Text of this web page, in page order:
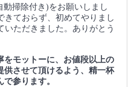
掃除付き)をお願いしまし
きておらず、初めてやりまし
いただきました。ありがとう
をモットーに、お値段以上の
供させて頂けるよう、精一杯
で参ります。